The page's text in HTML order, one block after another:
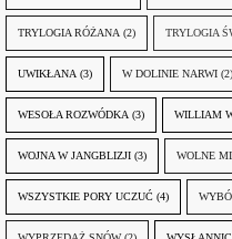
TRYLOGIA RÓŻANA (2) TRYLOGIA
UWIKŁANA (3) W DOLINIE NARWI (2)
WESOŁA ROZWÓDKA (3) WILLIAM
WOJNA W JANGBLIZJI (3) WOLNE
WSZYSTKIE PORY UCZUĆ (4)